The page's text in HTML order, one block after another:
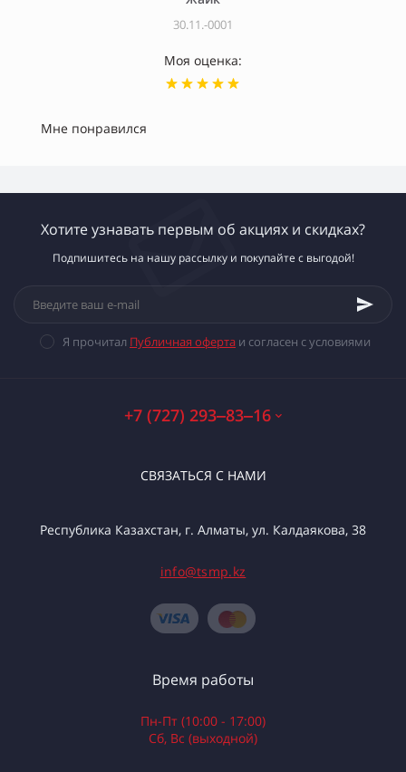
30.11.-0001
Моя оценка:
Мне понравился
Хотите узнавать первым об акциях и скидках?
Подпишитесь на нашу рассылку и покупайте с выгодой!
Я прочитал Публичная оферта и согласен с условиями
+7 (727) 293‒83‒16
СВЯЗАТЬСЯ С НАМИ
Республика Казахстан, г. Алматы, ул. Калдаякова, 38
info@tsmp.kz
Время работы
Пн-Пт (10:00 - 17:00)
Сб, Вс (выходной)